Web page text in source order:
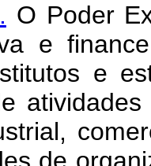
O Poder
e
e